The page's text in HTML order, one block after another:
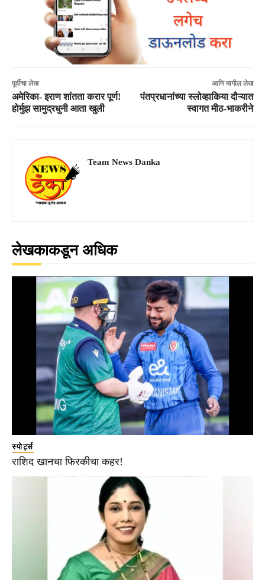
पूर्वीचा लेख
अमेरिका- इराण शांतता करार पूर्ण!
होर्मुझ सामुद्रधुनी आता खुली
आणि मागील लेख
पंतप्रधानांच्या स्लोव्हाकिया दौऱ्यात
स्वागत मीठ-भाकरीने
Team News Danka
लेखकाकडून अधिक
स्पोर्ट्स
राशिद खानचा फिरकीचा कहर!